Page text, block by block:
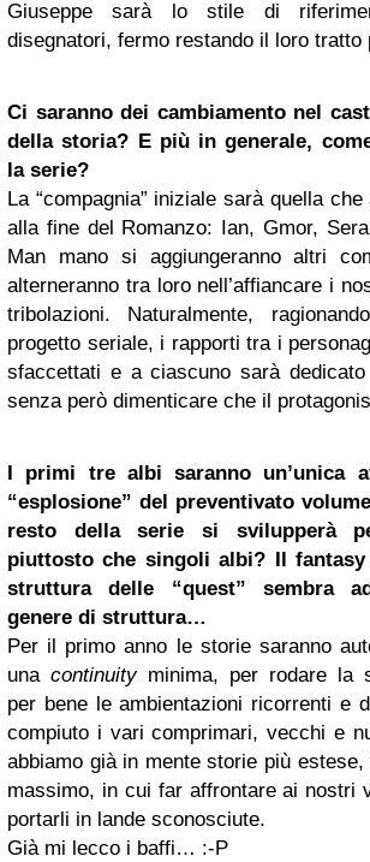
Giuseppe sarà lo stile di
disegnatori, fermo restando il loro tratto
Ci saranno dei cambiamento nel
della storia? E più in generale,
la serie?
La “compagnia” iniziale sarà quella
alla fine del Romanzo: Ian, Gmor,
Man mano si aggiungeranno altri
alterneranno tra loro nell’affiancare i
tribolazioni. Naturalmente,
progetto seriale, i rapporti tra i
sfaccettati e a ciascuno sarà
senza però dimenticare che il
I primi tre albi saranno un’unica
“esplosione” del preventivato
resto della serie si svilupperà
piuttosto che singoli albi? Il
struttura delle “quest” sembra
genere di struttura…
Per il primo anno le storie saranno
una continuityminima, per rodare la
per bene le ambientazioni ricorrenti e
compiuto i vari comprimari, vecchi e
abbiamo già in mente storie più
massimo, in cui far affrontare ai nostri
portarli in lande sconosciute.
Già mi lecco i baffi… :-P